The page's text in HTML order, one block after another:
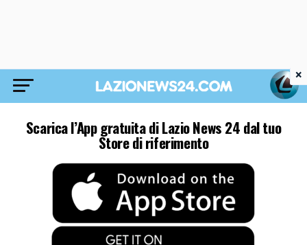
Scarica l’App gratuita di Lazio News 24 dal tuo
Store di riferimento
×